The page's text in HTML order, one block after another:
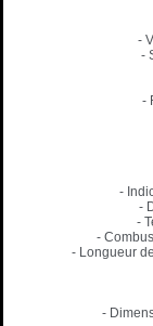
-
-
-
-
-
-
-
- Longueur
-